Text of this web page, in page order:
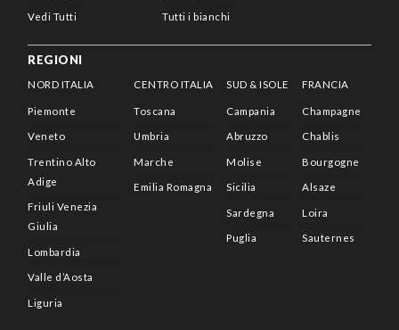
Vedi Tutti Tutti i bianchi
REGIONI
NORD ITALIA
Piemonte
Veneto
Trentino Alto
Adige
Friuli Venezia
Giulia
Lombardia
Valle d’Aosta
Liguria
CENTRO ITALIA
Toscana
Umbria
Marche
Emilia Romagna
SUD & ISOLE
Campania
Abruzzo
Molise
Sicilia
Sardegna
Puglia
FRANCIA
Champagne
Chablis
Bourgogne
Alsaze
Loira
Sauternes